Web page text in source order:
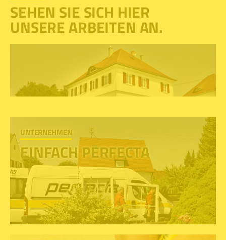
SEHEN SIE SICH HIER
UNSERE ARBEITEN AN.
UNTERNEHMEN
EINFACH PERFECTA